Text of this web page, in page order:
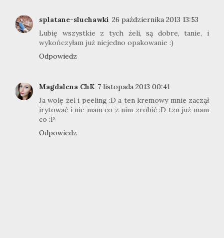
splatane-sluchawki 26 października 2013 13:53
Lubię wszystkie z tych żeli, są dobre, tanie, i
wykończyłam już niejedno opakowanie :)
Odpowiedz
Magdalena ChK 7 listopada 2013 00:41
Ja wolę żel i peeling :D a ten kremowy mnie zaczął
irytować i nie mam co z nim zrobić :D tzn już mam
co :P
Odpowiedz